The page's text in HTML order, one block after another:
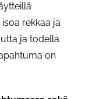
rekkaa ja
ja todella
on